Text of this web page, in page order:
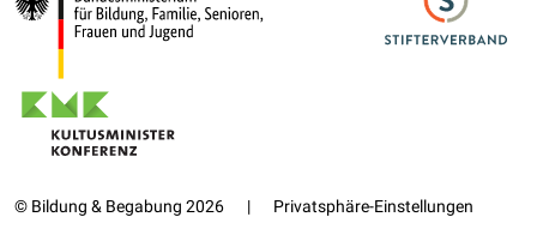
Kultusministerkonferenz
© Bildung & Begabung 2026 | Privatsphäre-Einstellungen